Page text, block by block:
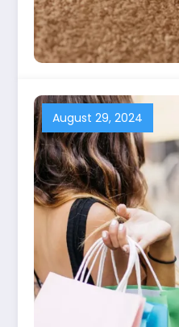
August 29, 2024